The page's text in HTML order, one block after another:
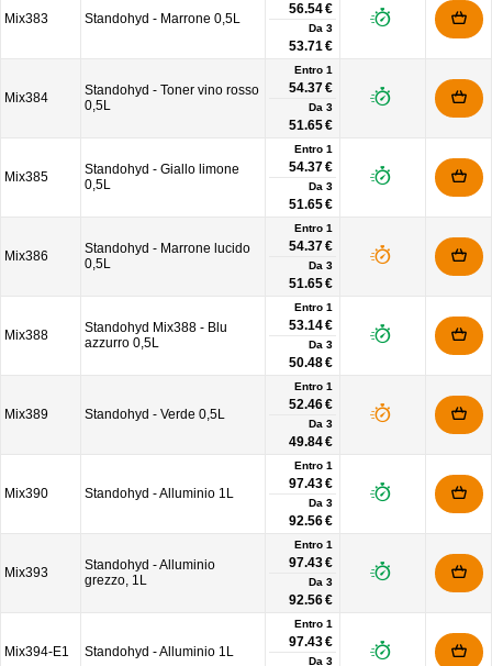
Mix383 Standohyd - Marrone 0,5L
56.54 €
Da 3
53.71 €
Mix384
Standohyd - Toner vino rosso
0,5L
Entro 1
54.37 €
Da 3
51.65 €
Mix385
Standohyd - Giallo limone
0,5L
Entro 1
54.37 €
Da 3
51.65 €
Mix386
Standohyd - Marrone lucido
0,5L
Entro 1
54.37 €
Da 3
51.65 €
Mix388
Standohyd Mix388 - Blu
azzurro 0,5L
Entro 1
53.14 €
Da 3
50.48 €
Mix389 Standohyd - Verde 0,5L
Entro 1
52.46 €
Da 3
49.84 €
Mix390 Standohyd - Alluminio 1L
Entro 1
97.43 €
Da 3
92.56 €
Mix393
Standohyd - Alluminio
grezzo, 1L
Entro 1
97.43 €
Da 3
92.56 €
Mix394-E1 Standohyd - Alluminio 1L
Entro 1
97.43 €
Da 3